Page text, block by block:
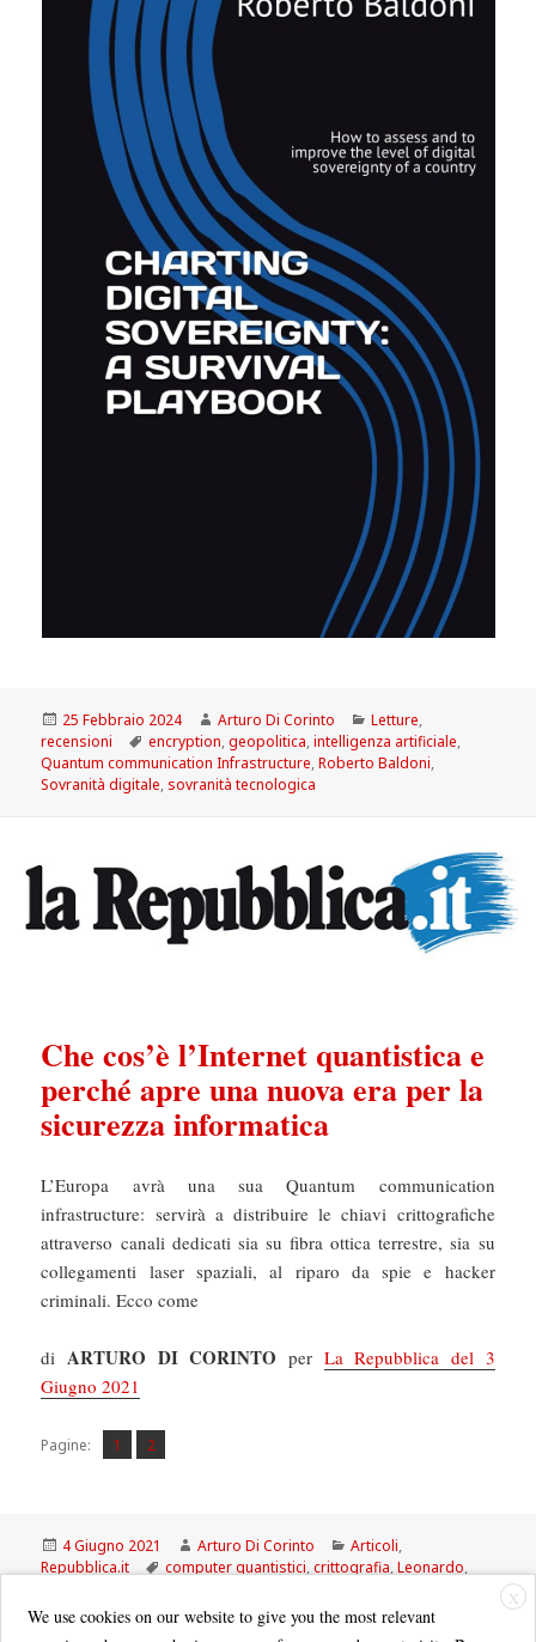
Scritto
il
25 Febbraio 2024 Autore
Arturo Di Corinto Categorie
Letture,
recensioni
Tag
encryption,geopolitica,intelligenza artificiale,
Quantum communication Infrastructure,Roberto Baldoni,
Sovranità digitale, sovranità tecnologica
Che cos’è l’Internet quantistica e
perché apre una nuova era per la
sicurezza informatica
L’Europa avrà una sua Quantum communication
infrastructure: servirà a distribuire le chiavi crittografiche
attraverso canali dedicati sia su fibra ottica terrestre, sia su
collegamenti laser spaziali, al riparo da spie e hacker
criminali. Ecco come
diARTURO DI CORINTO per La Repubblica del 3
Giugno 2021
Pagine: Pagina
1 ,
Pagina
2
Scritto
il
4 Giugno 2021 Autore
Arturo Di Corinto Categorie
Articoli,
Repubblica.it
Tag
computer quantistici,crittografia,Leonardo,
X
We use cookies on our website to give you the most relevant